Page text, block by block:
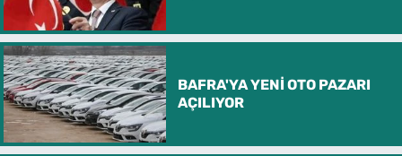
BAFRA'YA YENİ OTO PAZARI
AÇILIYOR